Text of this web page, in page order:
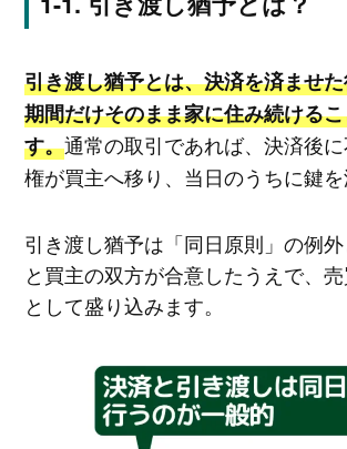
引き渡し猶予とは、決済を済ませ
期間だけそのまま家に住み続ける
す。通常の取引であれば、決済後
権が買主へ移り、当日のうちに鍵を
引き渡し猶予は「同日原則」の例
と買主の双方が合意したうえで、
として盛り込みます。